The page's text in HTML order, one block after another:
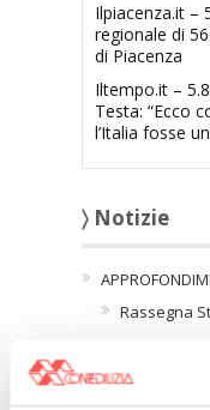
Ilpiacenza.it –
regionale di
di Piacenza
Iltempo.it –
Testa: “Ecco
l’Italia fosse
〉 Notizie
Rassegna
Video/Audio